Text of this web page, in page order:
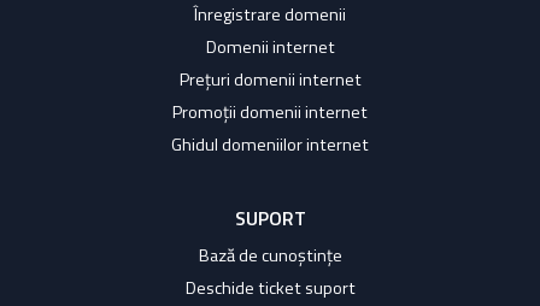
Înregistrare domenii
Domenii internet
Prețuri domenii internet
Promoții domenii internet
Ghidul domeniilor internet
SUPORT
Bază de cunoștințe
Deschide ticket suport